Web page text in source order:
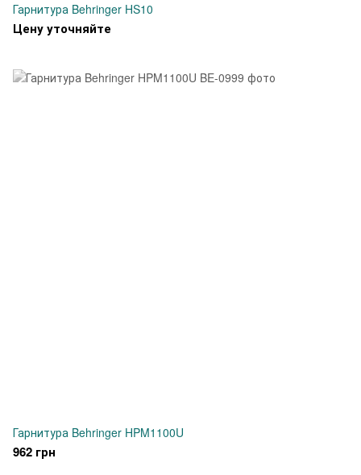
Гарнитура Behringer HS10
Цену уточняйте
Гарнитура Behringer HPM1100U
962 грн